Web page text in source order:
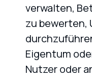
verwalten,
zu bewerten,
Eigentum
Nutzer oder